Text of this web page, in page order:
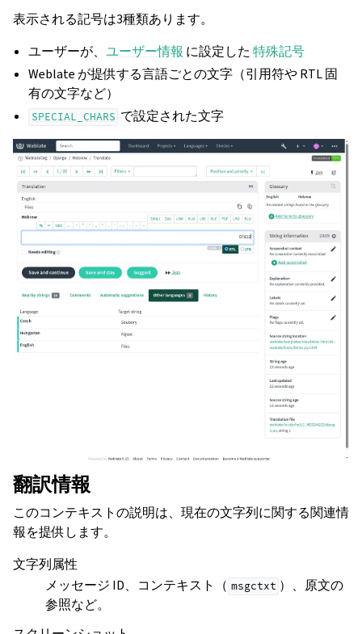
表示される記号は3種類あります。
ユーザーが、ユーザー情報 に設定した特殊記号
Weblate が提供する言語ごとの文字（引用符や RTL 固
有の文字など）
SPECIAL_CHARS で設定された文字
翻訳情報
このコンテキストの説明は、現在の文字列に関する関連情
報を提供します。
文字列属性
メッセージ ID、コンテキスト（ msgctxt ）、原文の
参照など。